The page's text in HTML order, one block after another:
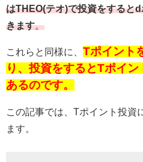
はTHEO(テオ)で投資をすると
きます。
これらと同様に、 Tポイント
り、投資をするとTポイ
あるのです。
この記事では、Tポイント投資
ます。